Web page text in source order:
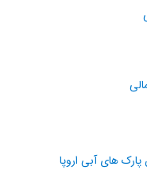
پارک های آبی اروپا